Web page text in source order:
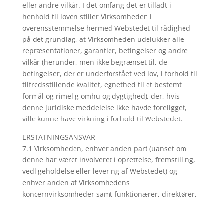
eller andre vilkår. I det omfang det er tilladt i
henhold til loven stiller Virksomheden i
overensstemmelse hermed Webstedet til rådighed
på det grundlag, at Virksomheden udelukker alle
repræsentationer, garantier, betingelser og andre
vilkår (herunder, men ikke begrænset til, de
betingelser, der er underforstået ved lov, i forhold til
tilfredsstillende kvalitet, egnethed til et bestemt
formål og rimelig omhu og dygtighed), der, hvis
denne juridiske meddelelse ikke havde foreligget,
ville kunne have virkning i forhold til Webstedet.
ERSTATNINGSANSVAR
7.1 Virksomheden, enhver anden part (uanset om
denne har været involveret i oprettelse, fremstilling,
vedligeholdelse eller levering af Webstedet) og
enhver anden af Virksomhedens
koncernvirksomheder samt funktionærer, direktører,